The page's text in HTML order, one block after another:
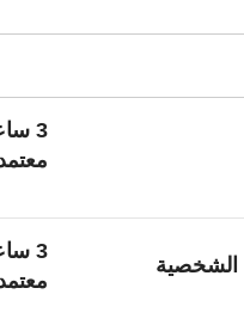
3
الشخصية
3